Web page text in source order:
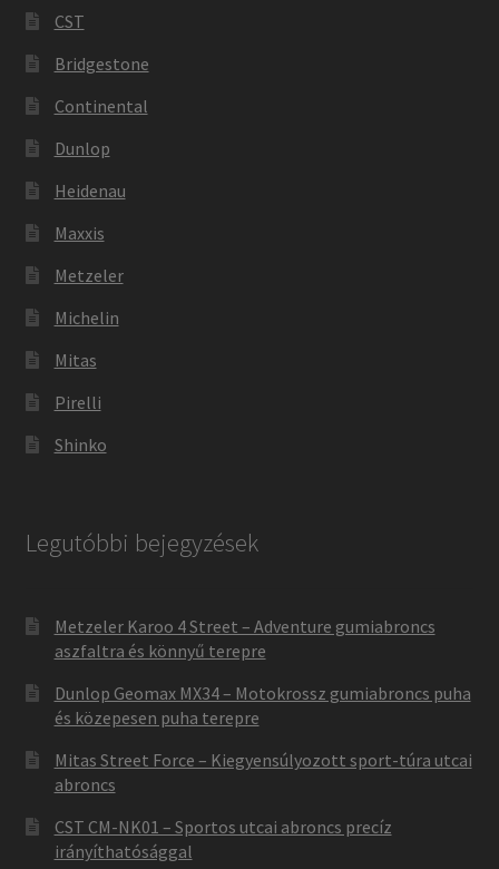
CST
Bridgestone
Continental
Dunlop
Heidenau
Maxxis
Metzeler
Michelin
Mitas
Pirelli
Shinko
Legutóbbi bejegyzések
Metzeler Karoo 4 Street – Adventure gumiabroncs
aszfaltra és könnyű terepre
Dunlop Geomax MX34 – Motokrossz gumiabroncs puha
és közepesen puha terepre
Mitas Street Force – Kiegyensúlyozott sport-túra utcai
abroncs
CST CM-NK01 – Sportos utcai abroncs precíz
irányíthatósággal